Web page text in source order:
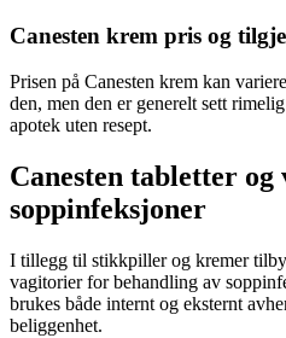
Canesten krem pris og
Prisen på Canesten krem kan
den, men den er generelt sett
apotek uten resept.
Canesten tabletter
soppinfeksjoner
I tillegg til stikkpiller og kremer
vagitorier for behandling av
brukes både internt og eksternt
beliggenhet.